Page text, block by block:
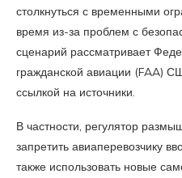
столкнуться с временными
время из-за проблем с
сценарий рассматривает
гражданской авиации (FAA)
ссылкой на источники.
В частности, регулятор
запретить авиаперевозчику
также использовать новые